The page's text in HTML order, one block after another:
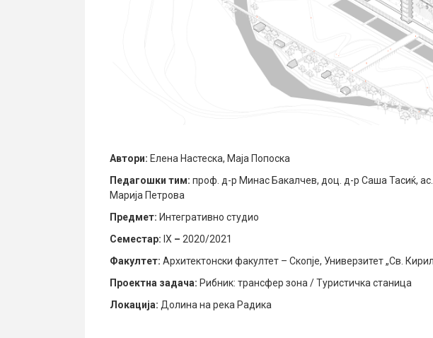
Автори: Елена Настеска, Маја Попоска
Педагошки тим: проф. д-р Минас Бакалчев, доц. д-р Саша Тасиќ,
Марија Петрова
Предмет: Интегративно студио
Семестар: IX – 2020/2021
Факултет: Архитектонски факултет – Скопје, Универзитет „Св.
Проектна задача: Рибник: трансфер зона / Туристичка станица
Локација: Долина на река Радика